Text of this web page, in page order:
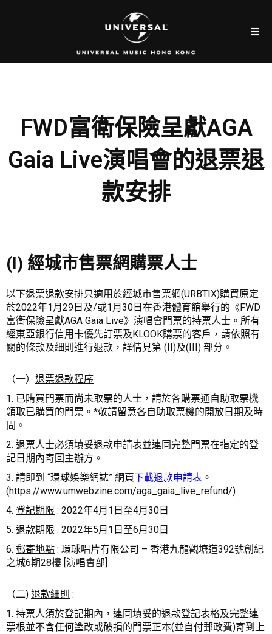
FWD富衛保險呈獻AGA
Gaia Live演唱會的退票退
款安排
(I) 經城市售票網購票人士
以下退票退款安排只適用於經城市售票網(URBTIX)購買原定
於2022年1月29日及/或1月30日在香港體育館舉行的《FWD
富衛保險呈獻AGA Gaia Live》演唱會門票的持票人士。所有
經東亞銀行信用卡優先訂票及KLOOK購票的客戶，請依照有
關的條款及細則進行退款，詳情見第 (II)及(III) 部分。
（一） 退票退款程序 :
1. 已購買門票而尚未取票的人士，請於各購票通自助取票機
領取已購買的門票。 *敬請留意各自助取票機的開放日期及時
間 。
2. 退票人士必須填妥退款申請表並連同完整門票在指定的登
記日期內寄回主辦方。
3. 請即到 “環球娛樂網誌” 網頁下載退款申請表 。
(https://www.umwebzine.com/aga_gaia_live_refund/)
4. 登記期限 : 2022年4月1日至4月30日
5. 退款期限 : 2022年5月1日至6月30日
6. 郵寄地點 : 環球唱片有限公司 – 香港九龍觀塘道392號創紀
之城6期28樓 [演唱會部]
（二) 退款細則 :
1. 持票人須於登記期內，連同填妥的退款登記表格及完整連
票根並不含任何塗改或破損的門票正本(並自付郵政費)寄到上